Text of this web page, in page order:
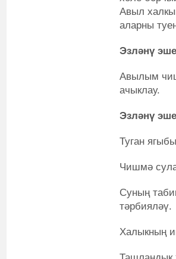
Авыл
аларны
Эзләнү
Авылым
ачыклау.
Эзләнү
Туган
Чишмә
Суның
тәрбияләү.
Халыкның